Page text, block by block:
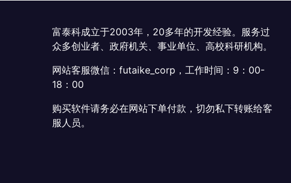
富泰科成立于2003年，20多年的开发经验。服务过
众多创业者、政府机关、事业单位、高校科研机构。
网站客服微信：futaike_corp，工作时间：9：00-
18：00
购买软件请务必在网站下单付款，切勿私下转账给客
服人员。